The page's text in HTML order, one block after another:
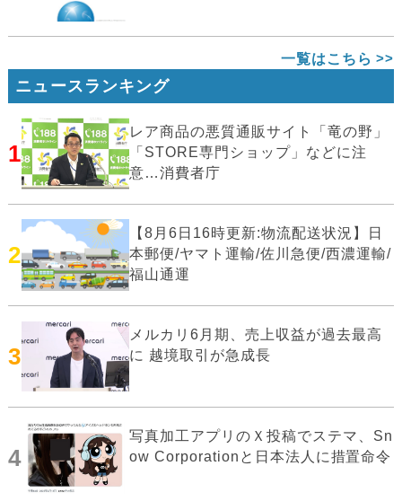
一覧はこちら
ニュースランキング
1
レア商品の悪質通販サイト「竜の野」
「STORE専門ショップ」などに注
意…消費者庁
2
【8月6日16時更新:物流配送状況】日
本郵便/ヤマト運輸/佐川急便/西濃運輸/
福山通運
3
メルカリ6月期、売上収益が過去最高
に 越境取引が急成長
4
写真加工アプリのＸ投稿でステマ、Sn
ow Corporationと日本法人に措置命令